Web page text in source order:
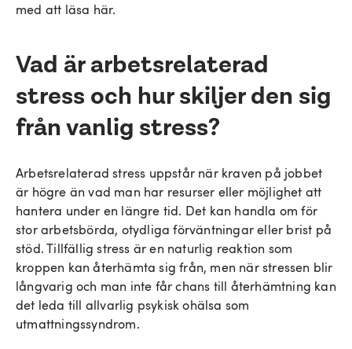
med att läsa här.
Vad är arbetsrelaterad
stress och hur skiljer den sig
från vanlig stress?
Arbetsrelaterad stress uppstår när kraven på jobbet
är högre än vad man har resurser eller möjlighet att
hantera under en längre tid. Det kan handla om för
stor arbetsbörda, otydliga förväntningar eller brist på
stöd. Tillfällig stress är en naturlig reaktion som
kroppen kan återhämta sig från, men när stressen blir
långvarig och man inte får chans till återhämtning kan
det leda till allvarlig psykisk ohälsa som
utmattningssyndrom.